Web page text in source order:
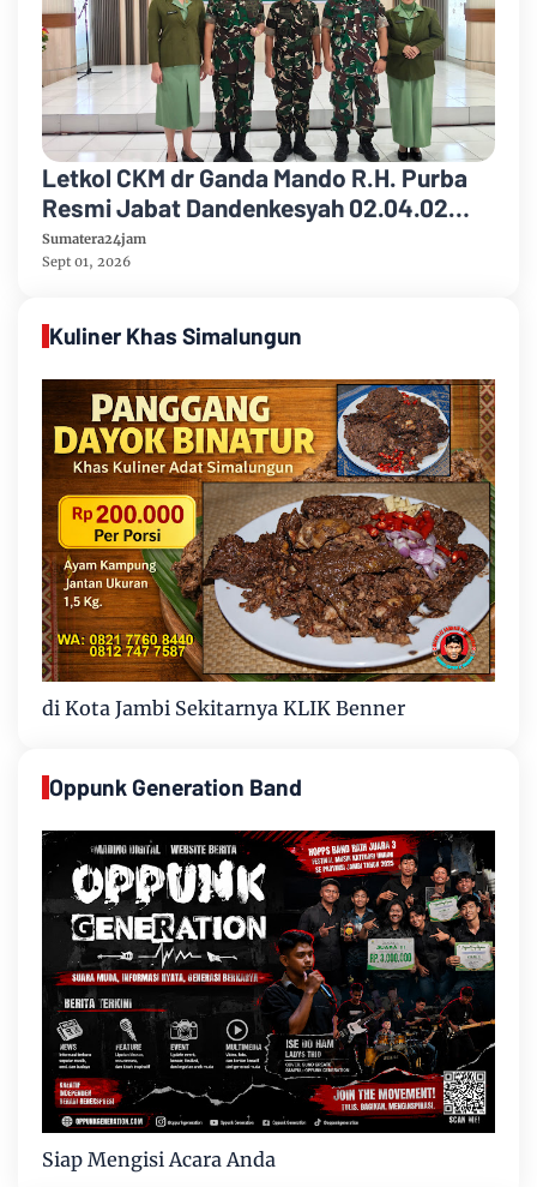
Letkol CKM dr Ganda Mando R.H. Purba
Resmi Jabat Dandenkesyah 02.04.02
Jambi, Awal Penugasan Diwarnai Misi
Satgas ke Mesir
Sumatera24jam
Sept 01, 2026
Kuliner Khas Simalungun
di Kota Jambi Sekitarnya KLIK Benner
Oppunk Generation Band
Siap Mengisi Acara Anda